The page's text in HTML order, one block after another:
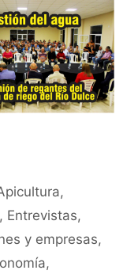
,
, Entrevistas,
y empresas,
,